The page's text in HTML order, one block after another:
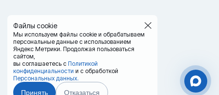
Файлы cookie
Мы используем файлы cookie и обрабатываем
персональные данные с использованием
Яндекс Метрики. Продолжая пользоваться
сайтом,
вы соглашаетесь с Политикой
конфиденциальности и с обработкой
Персональных данных.
Принять Отказаться